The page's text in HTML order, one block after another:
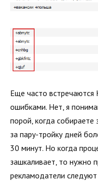
Еще часто
ошибками. Нет, я
порой, когда собираете
за пару-тройку дней
30 минут. Но когда
зашкаливает, то нужно
рекламодатели